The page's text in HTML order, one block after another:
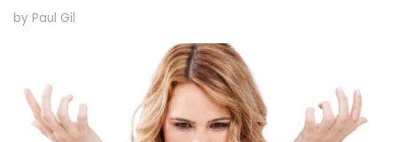
by Paul Gil